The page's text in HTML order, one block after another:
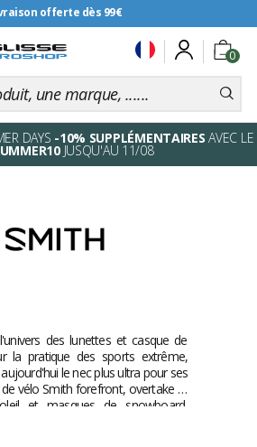
offerte dès 99€
0
DAYS -10% SUPPLÉMENTAIRES AVEC LE
JUSQU'AU 11/08
des lunettes et casque de
la pratique des sports extrême,
le nec plus ultra pour ses
de vélo Smith forefront, overtake et
et masques de snowboard,
la gamme Smith chez Glisse-